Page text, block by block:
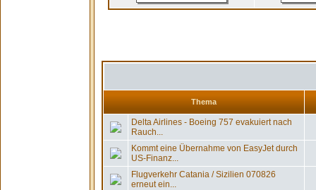
Thema
Delta Airlines - Boeing 757 evakuiert nach
Rauch...
Kommt eine Übernahme von EasyJet durch
US-Finanz...
Flugverkehr Catania / Sizilien 070826
erneut ein...